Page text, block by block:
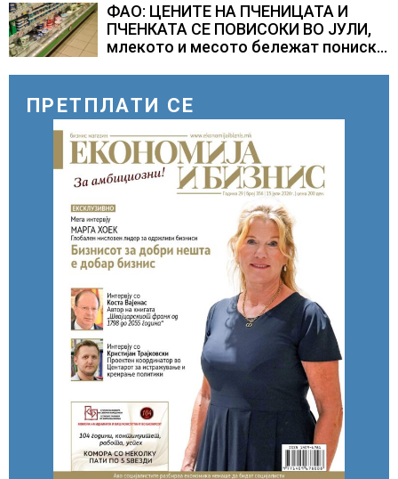
ФАО: ЦЕНИТЕ НА ПЧЕНИЦАТА И
ПЧЕНКАТА СЕ ПОВИСОКИ ВО ЈУЛИ,
млекото и месото бележат пониски
ПРЕТПЛАТИ СЕ